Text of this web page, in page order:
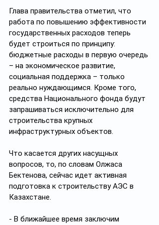
Глава правительства отметил, что
работа по повышению эффективности
государственных расходов теперь
будет строиться по принципу:
бюджетные расходы в первую очередь
– на экономическое развитие,
социальная поддержка – только
реально нуждающимся. Кроме того,
средства Национального фонда будут
запрашиваться исключительно для
строительства крупных
инфраструктурных объектов.
Что касается других насущных
вопросов, то, по словам Олжаса
Бектенова, сейчас идет активная
подготовка к строительству АЭС в
Казахстане.
- В ближайшее время заключим